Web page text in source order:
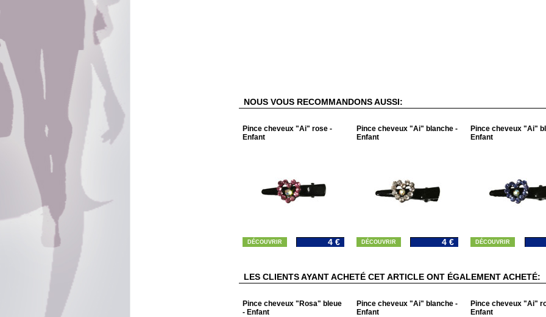
NOUS VOUS RECOMMANDONS AUSSI:
Pince cheveux "Ai" rose -
Enfant
DÉCOUVRIR 4 €
Pince cheveux "Ai" blanche -
Enfant
DÉCOUVRIR 4 €
Pince cheveux "Ai"
Enfant
DÉCOUVRIR
LES CLIENTS AYANT ACHETÉ CET ARTICLE ONT ÉGALEMENT ACHETÉ:
Pince cheveux "Rosa" bleue
- Enfant
Pince cheveux "Ai" blanche -
Enfant
Pince cheveux "Ai"
Enfant